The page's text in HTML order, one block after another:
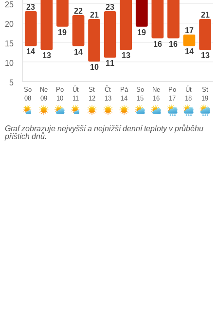
23
14 13
19
22
14
21
10
23
11
13
19
16 16
17
14
21
13
25
20
15
10
5
So
08
Ne
09
Po
10
Út
11
St
12
Čt
13
Pá
14
So
15
Ne
16
Po
17
Út
18
St
19
Graf zobrazuje nejvyšší a nejnižší denní teploty v průběhu
příštích dnů.